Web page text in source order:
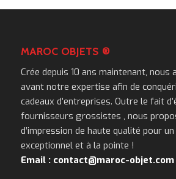
MAROC OBJETS ®
Crée depuis 10 ans maintenant,
avant notre expertise afin de
cadeaux d’entreprises. Outre le fait
fournisseurs grossistes , nous
d’impression de haute qualité pour
exceptionnel et à la pointe !
Email : contact@maroc-objet.com